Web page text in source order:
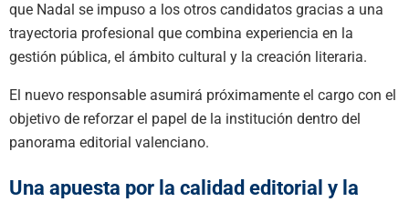
que Nadal se impuso a los otros candidatos gracias a una
trayectoria profesional que combina experiencia en la
gestión pública, el ámbito cultural y la creación literaria.
El nuevo responsable asumirá próximamente el cargo con el
objetivo de reforzar el papel de la institución dentro del
panorama editorial valenciano.
Una apuesta por la calidad editorial y la